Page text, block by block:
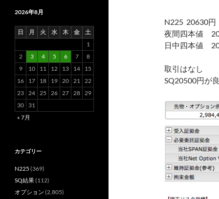
N225 20630円
夜間四本値
日中四本値
取引はなし
SQ20500円が
2026年8月
日 月 火 水 木 金
土
1
2
3 4 5 6 7
8
9
10 11 12 13 14
15
16
17 18 19 20 21
22
23
24 25 26 27 28
29
30
31
« 7月
カテゴリー
N225 (369)
SQ結果(112)
オプション (2,805)